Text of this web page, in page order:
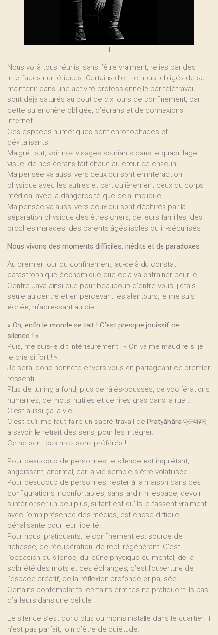
1
Nous voilà tous réunis, sans l’être vraiment, reliés par des
interfaces numériques. Certains d’entre-nous, obligés de se
maintenir dans une activité professionnelle par télétravail
sont déjà saturés au bout de dix jours de confinement, par
cette surenchère obligée, d’écrans et de connexions
internet.
Ces espaces numériques sont chronophages et
dévitalisants.
Malgré tout, voir nos visages souriants dans le quadrillage
visuel de nos écrans fait chaud au cœur de chacun.
Ma pensée va aussi vers ceux qui sont en interaction
physique avec les autres et particulièrement ceux du corps
médical avec la dangerosité que cela implique.
Ma pensée va aussi vers ceux qui sont déchirés par la
séparation physique des êtres chers, de leurs familles, des
proches malades, des parents âgés isolés ou in-sécurisés.
Nous vivons des moments difficiles, inédits et de paradoxes.
Au premier jour du confinement, au-delà du constat
catastrophique économique que cela va entrainer pour le
Centre Jaya ainsi que pour beaucoup d’entre-vous, j’étais
seule au centre et en percevant les alentours, je me suis
écriée, m’adressant au ciel :
« Oh, enfin le monde se tait ! C’est presque jouissif ce
silence ! »
Puis, me suis-je dit intérieurement ; « On va me maudire si je
le crie si fort ! ».
Je serai donc honnête envers vous en partageant ce premier
ressenti.
Plus de tuning à fond, plus de râlés-poussés, de vociférations
humaines, de mots inutiles et de rires gras dans la rue …
C’est aussi ça la vie….
C’est qu’il me faut faire un sacré travail de Pratyāhāra प्रत्याहार,
à savoir le retrait des sens, pour les intégrer.
Ce ne sont pas mes sons préférés !
Pour beaucoup de personnes, le silence est inquiétant,
angoissant, anormal, car la vie semble s’être volatilisée.
Pour beaucoup de personnes, rester à la maison dans des
configurations inconfortables, sans jardin ni espace, devoir
s’intérioriser un peu plus, si tant est qu’ils le fassent vraiment
avec l’omniprésence des médias, est chose difficile,
pénalisante pour leur liberté.
Pour nous, pratiquants, le confinement est source de
richesse, de récupération, de repli régénérant. C’est
l’occasion du silence, du jeûne physique ou mental, de la
sobriété des mots et des échanges, c’est l’ouverture de
l’espace créatif, de la réflexion profonde et pausée.
Certains contemplatifs, certains ermites ne pratiquent-ils pas
d’ailleurs dans une cellule !
Le silence s’est donc plus ou moins installé dans le quartier. Il
n’est pas parfait, loin d’être de quiétude.